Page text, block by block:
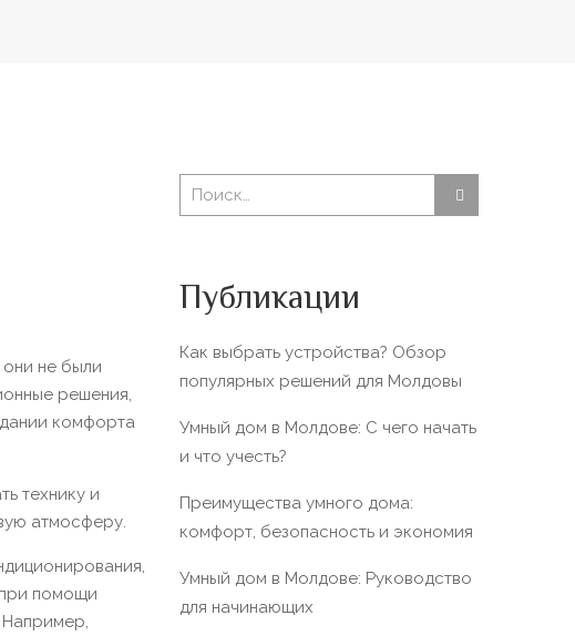
не были
решения,
комфорта
технику и
атмосферу.
при помощи
Например,
Публикации
Как выбрать устройства? Обзор
популярных решений для Молдовы
Умный дом в Молдове: С чего начать
и что учесть?
Преимущества умного дома:
комфорт, безопасность и экономия
Умный дом в Молдове: Руководство
для начинающих